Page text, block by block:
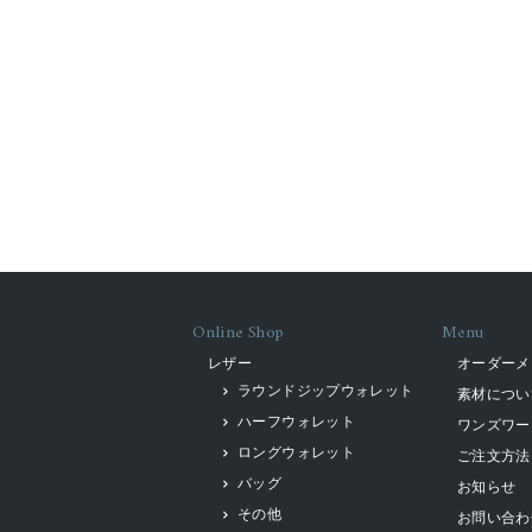
Online Shop
レザー
ラウンドジップウォレット
ハーフウォレット
ロングウォレット
バッグ
その他
Menu
オーダー
素材につい
ワンズワ
ご注文方法
お知らせ
お問い合